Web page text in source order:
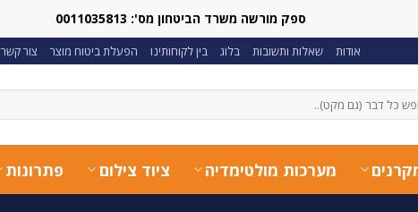
ספק מורשה משרד הביטחון מס': 0011035813
אודות שאלות ותשובות בלוג בין לקוחותינו הפעלת ביטוח מוצר צור קשר
מערכות מולטימדיה ציוד צילום פתרונות